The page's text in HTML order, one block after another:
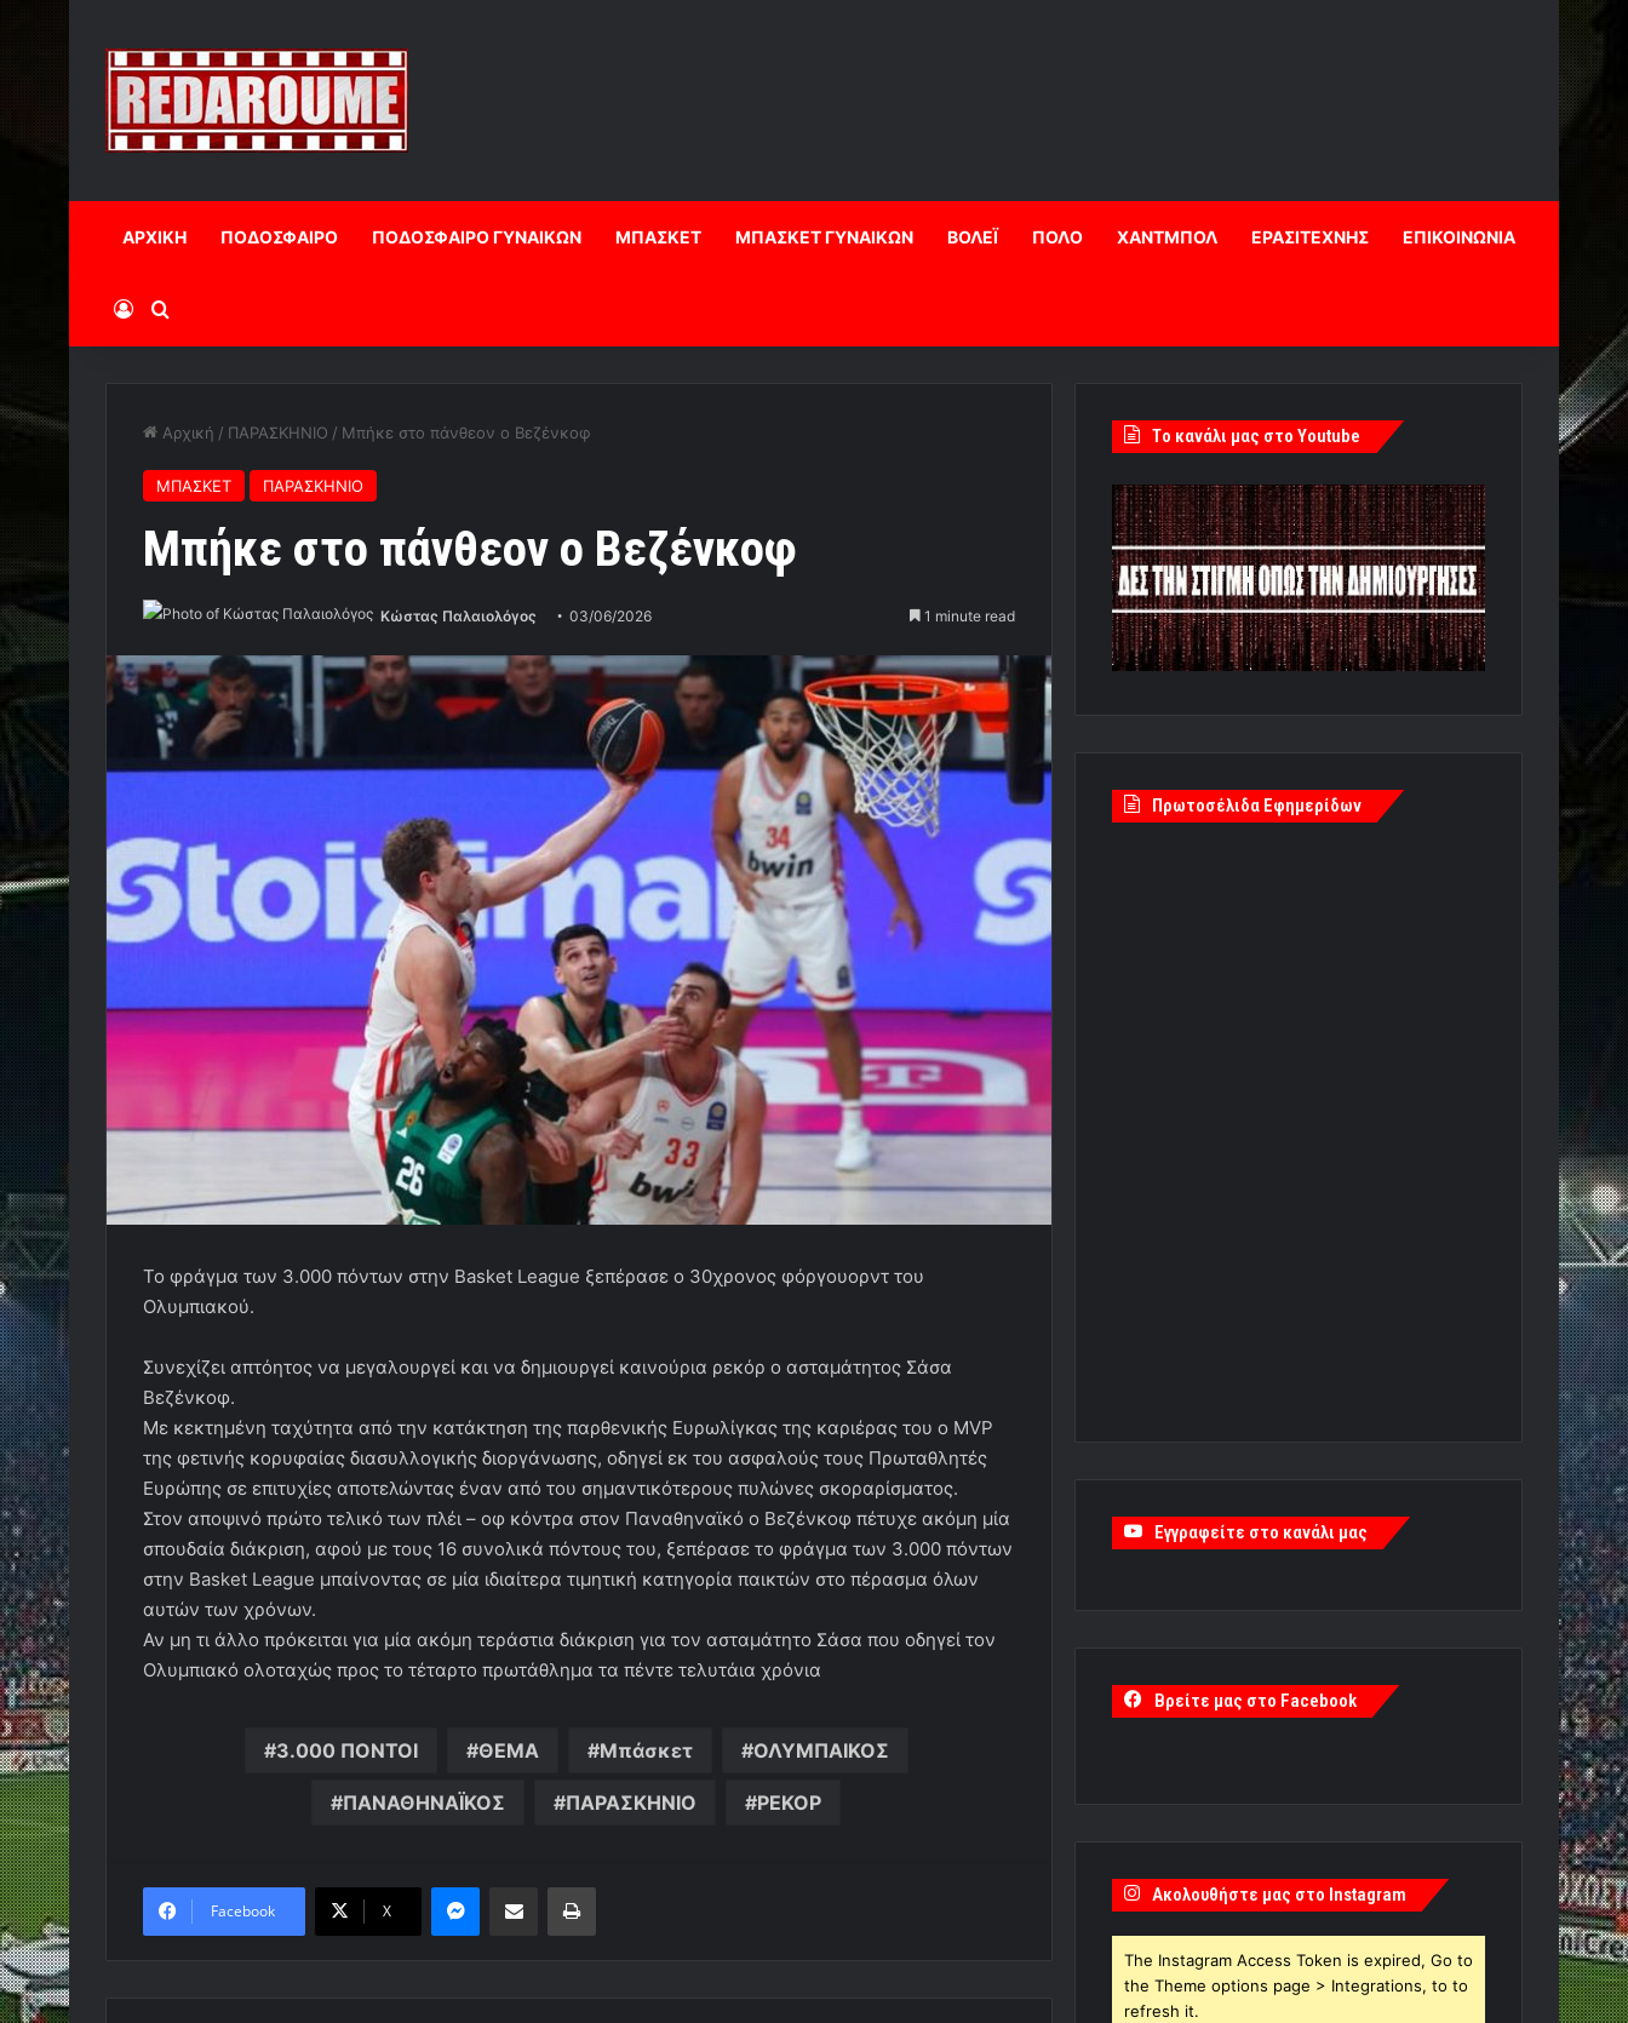
ΑΡΧΙΚΗ ΠΟΔΟΣΦΑΙΡΟ ΠΟΔΟΣΦΑΙΡΟ ΓΥΝΑΙΚΩΝ ΜΠΑΣΚΕΤ ΜΠΑΣΚΕΤ ΓΥΝΑΙΚΩΝ ΒΟΛΕΪ ΠΟΛΟ ΧΑΝΤΜΠΟΛ ΕΡΑΣΙΤΕΧΝΗΣ ΕΠΙΚΟΙΝΩΝΙΑ
Log InΑναζήτηση
Αρχική / ΠΑΡΑΣΚΗΝΙΟ / Mπήκε στο πάνθεον ο Βεζένκοφ
ΜΠΑΣΚΕΤ ΠΑΡΑΣΚΗΝΙΟ
Mπήκε στο πάνθεον ο Βεζένκοφ
Κώστας Παλαιολόγος 03/06/2026 1 minute read
Το φράγμα των 3.000 πόντων στην Basket League ξεπέρασε ο 30χρονος φόργουορντ του
Ολυμπιακού.
Συνεχίζει απτόητος να μεγαλουργεί και να δημιουργεί καινούρια ρεκόρ ο ασταμάτητος Σάσα
Βεζένκοφ.
Με κεκτημένη ταχύτητα από την κατάκτηση της παρθενικής Ευρωλίγκας της καριέρας του ο MVP
της φετινής κορυφαίας διασυλλογικής διοργάνωσης, οδηγεί εκ του ασφαλούς τους Πρωταθλητές
Ευρώπης σε επιτυχίες αποτελώντας έναν από του σημαντικότερους πυλώνες σκοραρίσματος.
Στον αποψινό πρώτο τελικό των πλέι – οφ κόντρα στον Παναθηναϊκό ο Βεζένκοφ πέτυχε ακόμη μία
σπουδαία διάκριση, αφού με τους 16 συνολικά πόντους του, ξεπέρασε το φράγμα των 3.000 πόντων
στην Basket League μπαίνοντας σε μία ιδιαίτερα τιμητική κατηγορία παικτών στο πέρασμα όλων
αυτών των χρόνων.
Αν μη τι άλλο πρόκειται για μία ακόμη τεράστια διάκριση για τον ασταμάτητο Σάσα που οδηγεί τον
Ολυμπιακό ολοταχώς προς το τέταρτο πρωτάθλημα τα πέντε τελυτάια χρόνια
3.000 ΠΟΝΤΟΙ ΘΕΜΑ Μπάσκετ ΟΛΥΜΠΑΙΚΟΣ
ΠΑΝΑΘΗΝΑΪΚΟΣ ΠΑΡΑΣΚΗΝΙΟ ΡΕΚΟΡ
Facebook X
MessengerΚοινοποίηση μέσω ηλεκτρονικού ταχυδρομείουΕκτύπωση
Tο κανάλι μας στο Youtube
Πρωτοσέλιδα Εφημερίδων
Εγγραφείτε στο κανάλι μας
Βρείτε μας στο Facebook
Ακολουθήστε μας στο Instagram
The Instagram Access Token is expired, Go to
the Theme options page > Integrations, to to
refresh it.